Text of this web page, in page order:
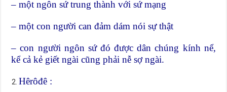
– một ngôn sứ trung thành với sứ mạng
– một con người can đảm dám nói sự thật
– con người ngôn sứ đó được dân chúng kính nể,
kể cả kẻ giết ngài cũng phải nễ sợ ngài.
Hêrôđê :